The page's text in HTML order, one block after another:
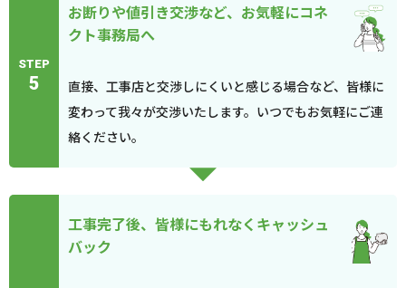
STEP
5
お断りや値引き交渉など、お気軽にコネ
クト事務局へ
直接、工事店と交渉しにくいと感じる場合など、皆様に
変わって我々が交渉いたします。いつでもお気軽にご連
絡ください。
工事完了後、皆様にもれなくキャッシュ
バック